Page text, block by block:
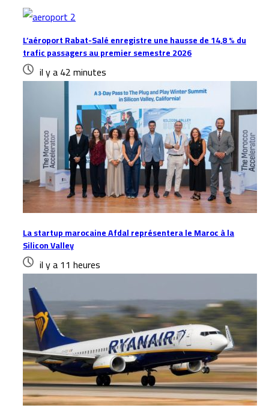
L’aéroport Rabat-Salé enregistre une hausse de 14,8 % du
trafic passagers au premier semestre 2026
il y a 42 minutes
La startup marocaine Afdal représentera le Maroc à la
Silicon Valley
il y a 11 heures